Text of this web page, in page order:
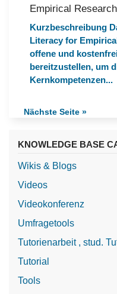
Empirical
Kurzbeschreibung
Literacy for
offene und
bereitzustellen, um
Kernkompetenzen...
Nächste Seite »
KNOWLEDGE BASE
Wikis & Blogs
Videos
Videokonferenz
Umfragetools
Tutorienarbeit , stud.
Tutorial
Tools